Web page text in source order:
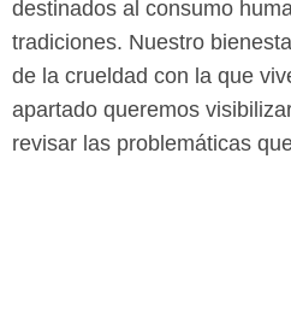
destinados al consumo
tradiciones. Nuestro
de la crueldad con la que
apartado queremos
revisar las problemáticas